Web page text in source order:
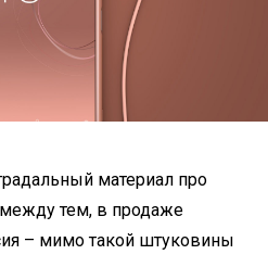
материал про
между тем, в продаже
– мимо такой штуковины